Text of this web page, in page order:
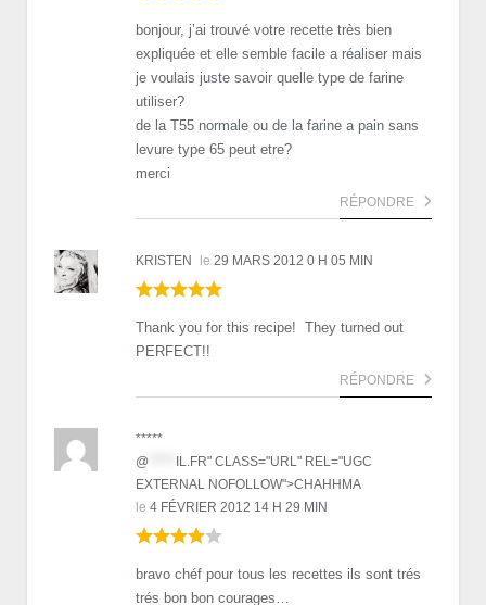
bonjour, j’ai trouvé votre recette très bien
expliquée et elle semble facile a réaliser mais
je voulais juste savoir quelle type de farine
utiliser?
de la T55 normale ou de la farine a pain sans
levure type 65 peut etre?
merci
RÉPONDRE
KRISTEN le 29 MARS 2012 0 H 05 MIN
Thank you for this recipe! They turned out
PERFECT!!
RÉPONDRE
*****
@
IL.FR" CLASS="URL" REL="UGC
EXTERNAL NOFOLLOW">CHAHHMA
le 4 FÉVRIER 2012 14 H 29 MIN
bravo chéf pour tous les recettes ils sont trés
trés bon bon courages…